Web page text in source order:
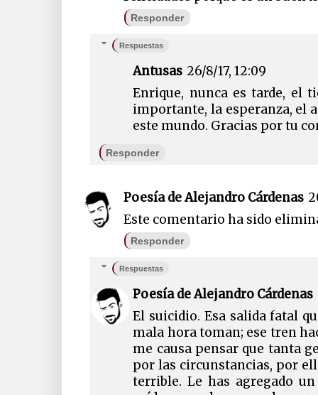
Responder
Respuestas
Antusas 26/8/17, 12:09
Enrique, nunca es tarde, el
importante, la esperanza, el
este mundo. Gracias por tu
Responder
Poesía de Alejandro Cárdenas
Este comentario ha sido
Responder
Respuestas
Poesía de Alejandro Cárdenas
El suicidio. Esa salida fatal
mala hora toman; ese tren
me causa pensar que tanta
por las circunstancias, por
terrible. Le has agregado